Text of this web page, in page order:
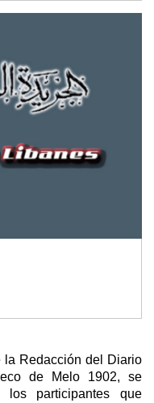
la Redacción del Diario
de Melo 1902, se
participantes que